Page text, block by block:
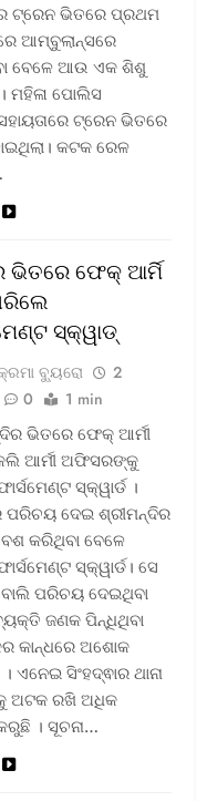
ଟ୍ରେନ ଭିତରେ ପ୍ରଥମ
ଆମ୍ବୁଲାନ୍ସରେ
ବେଳେ ଆଉ ଏକ ଶିଶୁ
ମହିଳା ପୋଲିସ
ଟ୍ରେନ ଭିତରେ
କଟକ ରେଳ
ଭିତରେ ଫେକ୍ ଆର୍ମି
ସ୍କ୍ୱାଡ୍‌
ବ୍ୟୁରୋ
2
0 1 min
ଭିତରେ ଫେକ୍ ଆର୍ମୀ
ଆର୍ମୀ ଅଫିସରଙ୍କୁ
ସ୍କ୍ୱାର୍ଡ ।
ପରିଚୟ ଦେଇ ଶ୍ରୀମନ୍ଦିର
କରିଥିବା ବେଳେ
ସ୍କ୍ୱାର୍ଡ। ସେ
ପରିଚୟ ଦେଇଥିବା
ଜଣକ ପିନ୍ଧିଥିବା
କାନ୍ଧରେ ଅଶୋକ
ଏନେଇ ସିଂହଦ୍ଵାର ଥାନା
ଅଟକ ରଖି ଅଧିକ
। ସୂଚନା…